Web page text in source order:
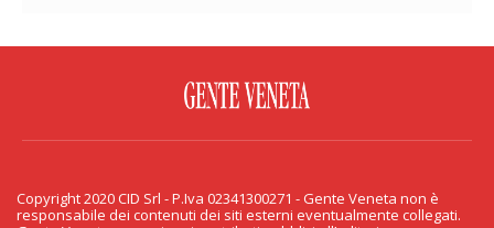
PRIVACY & COOKIE
Copyright 2020 CID Srl - P.Iva 02341300271 - Gente Veneta non è
responsabile dei contenuti dei siti esterni eventualmente collegati.